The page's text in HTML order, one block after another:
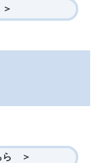
ら ＞